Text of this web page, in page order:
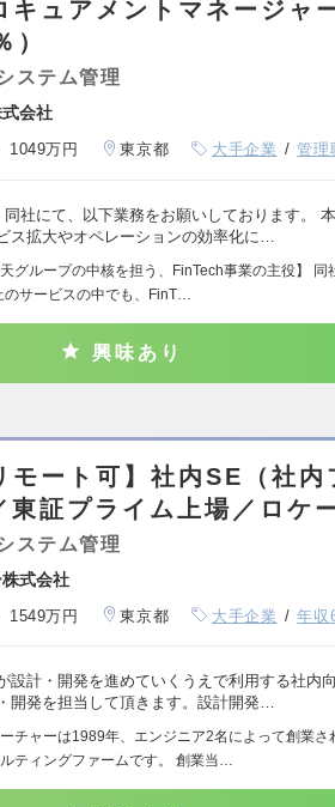
キュアメントマネージャ
）
ステム管理
会社
1049万円 東京都 大手企業 管理
同社にて、以下業務をお願いしております。
ス拡大やオペレーションの効率化に…
天グループの中核を担う、FinTech事業の主役】
のサービスの中でも、FinT…
興味あり
モート可】社内SE（社
東証プライム上場／ロケ
ステム管理
式会社
1549万円 東京都 大手企業 年収
設計・開発を進めていくうえで利用する社内
開発を担当して頂きます。設計開発…
チャーは1989年、エンジニア2名によって創業さ
ティングファームです。 創業当…